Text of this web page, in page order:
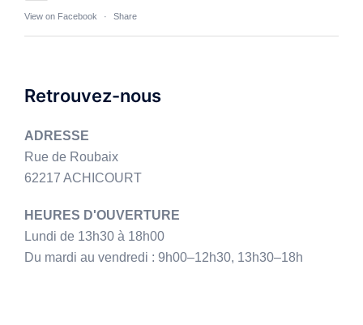
View on Facebook · Share
Retrouvez-nous
ADRESSE
Rue de Roubaix
62217 ACHICOURT
HEURES D'OUVERTURE
Lundi de 13h30 à 18h00
Du mardi au vendredi : 9h00–12h30, 13h30–18h